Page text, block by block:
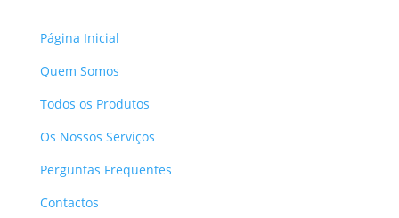
Página Inicial
Quem Somos
Todos os Produtos
Os Nossos Serviços
Perguntas Frequentes
Contactos